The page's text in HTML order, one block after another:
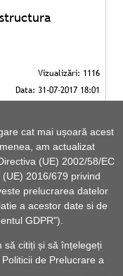
cat mai ușoară acest
am actualizat
(UE) 2002/58/EC
2016/679 privind
prelucrarea datelor
a acestor date si de
GDPR").
să citiți și să înțelegeți
Politicii de Prelucrare a